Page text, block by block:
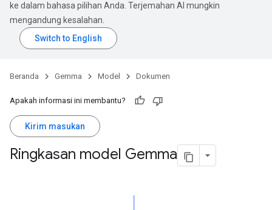
ke dalam bahasa pilihan Anda. Terjemahan AI mungkin
mengandung kesalahan.
Beranda Gemma Model Dokumen
Apakah informasi ini membantu?
Kirim masukan
Ringkasan model Gemma